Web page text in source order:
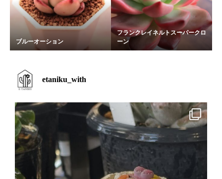
ブルーオーション
フランクレイネルトスーパークロ
ーン
etaniku_with